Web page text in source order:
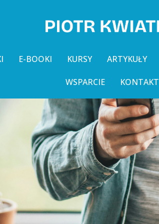
E-BOOKI KURSY ARTYKUŁY
WSPARCIE KONTAKT